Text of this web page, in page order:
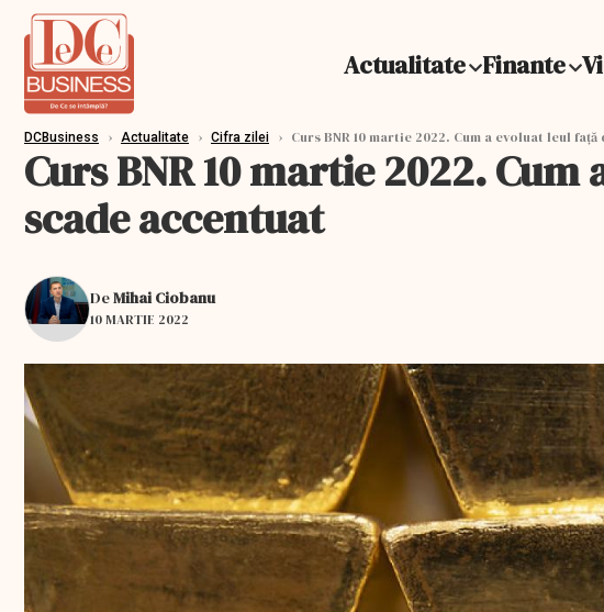
Actualitate Finante
DCBusiness › Actualitate › Cifra zilei › Curs BNR 10 martie 2022. Cum a evoluat leul
Curs BNR 10 martie 2022.
scade accentuat
DeMihai Ciobanu
10 MARTIE 2022